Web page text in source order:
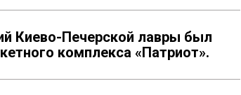
Киево-Печерской лавры был
комплекса «Патриот».